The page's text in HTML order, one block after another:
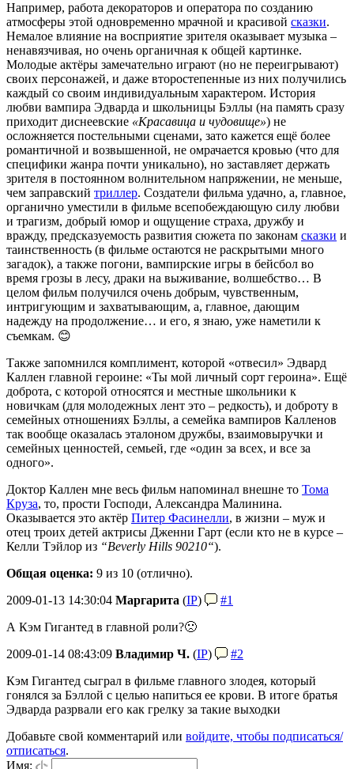
Например, работа декораторов и оператора по созданию
атмосферы этой одновременно мрачной и красивой сказки.
Немалое влияние на восприятие зрителя оказывает музыка –
ненавязчивая, но очень органичная к общей картинке.
Молодые актёры замечательно играют (но не переигрывают)
своих персонажей, и даже второстепенные из них получились
каждый со своим индивидуальным характером. История
любви вампира Эдварда и школьницы Бэллы (на память сразу
приходит диснеевские «Красавица и чудовище») не
осложняется постельными сценами, зато кажется ещё более
романтичной и возвышенной, не омрачается кровью (что для
специфики жанра почти уникально), но заставляет держать
зрителя в постоянном волнительном напряжении, не меньше,
чем заправский триллер. Создатели фильма удачно, а, главное,
органично уместили в фильме всепобеждающую силу любви
и трагизм, добрый юмор и ощущение страха, дружбу и
вражду, предсказуемость развития сюжета по законам сказки и
таинственность (в фильме остаются не раскрытыми много
загадок), а также погони, вампирские игры в бейсбол во
время грозы в лесу, драки на выживание, волшебство… В
целом фильм получился очень добрым, чувственным,
интригующим и захватывающим, а, главное, дающим
надежду на продолжение… и его, я знаю, уже наметили к
съемкам. 😊
Также запомнился комплимент, которой «отвесил» Эдвард
Каллен главной героине: «Ты мой личный сорт героина». Ещё
доброта, с которой относятся и местные школьники к
новичкам (для молодежных лент это – редкость), и доброту в
семейных отношениях Бэллы, а семейка вампиров Калленов
так вообще оказалась эталоном дружбы, взаимовыручки и
семейных ценностей, семьей, где «один за всех, и все за
одного».
Доктор Каллен мне весь фильм напоминал внешне то Тома
Круза, то, прости Господи, Александра Малинина.
Оказывается это актёр Питер Фасинелли, в жизни – муж и
отец троих детей актрисы Дженни Гарт (если кто не в курсе –
Келли Тэйлор из “Beverly Hills 90210“).
Общая оценка: 9 из 10 (отлично).
2009-01-13 14:30:04 Маргарита (IP)
#1
А Кэм Гигантед в главной роли?🙁
2009-01-14 08:43:09 Владимир Ч. (IP)
#2
Кэм Гигантед сыграл в фильме главного злодея, который
гонялся за Бэллой с целью напиться ее крови. В итоге братья
Эдварда разрвали его как грелку за такие выходки
Добавьте свой комментарий или войдите, чтобы подписаться/
отписаться.
Имя: